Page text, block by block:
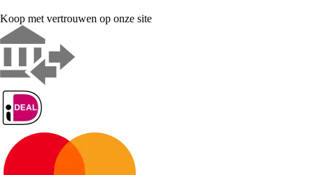
Koop met vertrouwen op onze site